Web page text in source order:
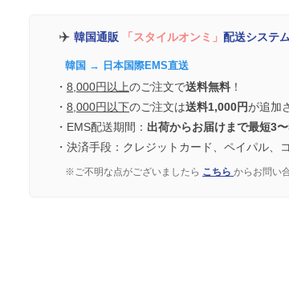
✈️ 韓国通販 「スタイルオンミ」 配送システム
韓国 → 日本国際EMS直送
・ 8,000円以上のご注文で送料無料 ！
・ 8,000円以下のご注文は送料1,000円が追加
・EMS配送期間： 出荷からお届けまで最短3
・決済手段：クレジットカード、ペイパル、
※ご不明な点がございましたら こちら からお問い